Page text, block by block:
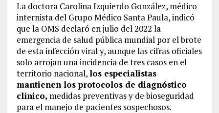
La doctora Carolina Izquierdo González, médico
internista del Grupo Médico Santa Paula, indicó
que la OMS declaró en julio del 2022 la
emergencia de salud pública mundial por el brote
de esta infección viral y, aunque las cifras oficiales
solo arrojan una incidencia de tres casos en el
territorio nacional,los especialistas
mantienen los protocolos de diagnóstico
clínico, medidas preventivas y de bioseguridad
para el manejo de pacientes sospechosos.